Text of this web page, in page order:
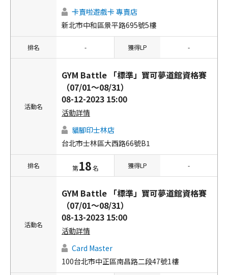
卡賣啦遊戲卡 專賣店
新北市中和區景平路695號5樓
排名 - 獲得LP -
活動名
GYM Battle 「標準」寶可夢道館資格賽
（07/01～08/31）
08-12-2023 15:00
活動詳情
貓腳印士林店
台北市士林區大西路66號B1
排名 第18名 獲得LP -
活動名
GYM Battle 「標準」寶可夢道館資格賽
（07/01～08/31）
08-13-2023 15:00
活動詳情
Card Master
100台北市中正區南昌路二段47號1樓